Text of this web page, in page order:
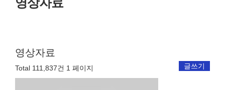
영상자료
Total 111,837건 1 페이지 글쓰기